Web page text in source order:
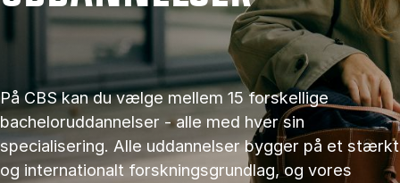
På CBS kan du vælge mellem 15 forskellige
bacheloruddannelser - alle med hver sin
specialisering. Alle uddannelser bygger på et stærkt
og internationalt forskningsgrundlag, og vores